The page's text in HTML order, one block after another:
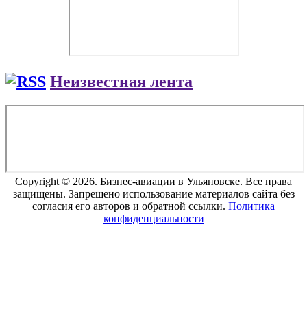
Неизвестная лента
Copyright © 2026. Бизнес-авиации в Ульяновске. Все права
защищены. Запрещено использование материалов сайта без
согласия его авторов и обратной ссылки. Политика
конфиденциальности